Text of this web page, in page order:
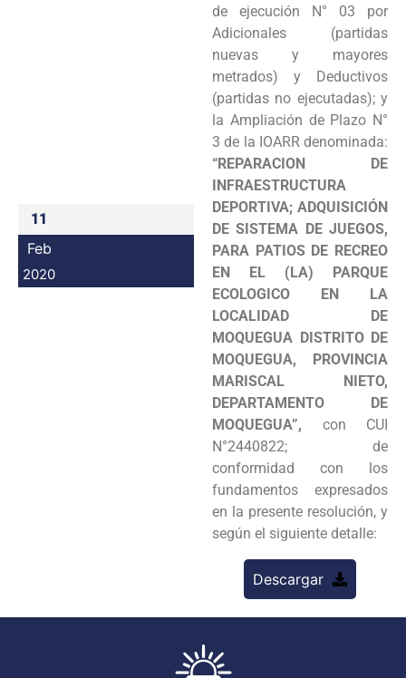
Intranet
11
Feb
2020
de ejecución N° 03 por
Adicionales (partidas
nuevas y mayores
metrados) y Deductivos
(partidas no ejecutadas); y
la Ampliación de Plazo N°
3 de la IOARR denominada:
“REPARACION DE
INFRAESTRUCTURA
DEPORTIVA; ADQUISICIÓN
DE SISTEMA DE JUEGOS,
PARA PATIOS DE RECREO
EN EL (LA) PARQUE
ECOLOGICO EN LA
LOCALIDAD DE
MOQUEGUA DISTRITO DE
MOQUEGUA, PROVINCIA
MARISCAL NIETO,
DEPARTAMENTO DE
MOQUEGUA”, con CUI
N°2440822; de
conformidad con los
fundamentos expresados
en la presente resolución, y
según el siguiente detalle:
Descargar